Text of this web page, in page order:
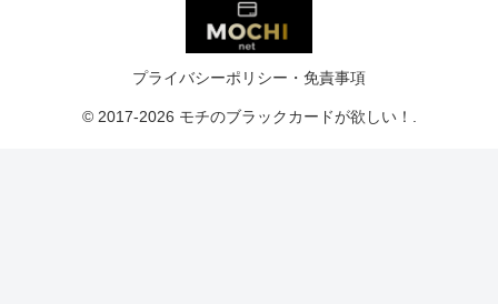
プライバシーポリシー・免責事項
© 2017-2026 モチのブラックカードが欲しい！.